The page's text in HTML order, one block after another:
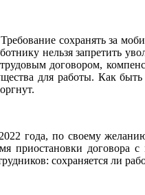
сохранять за
нельзя запретить
договором,
для работы. Как
года, по своему
приостановки договора
сохраняется ли